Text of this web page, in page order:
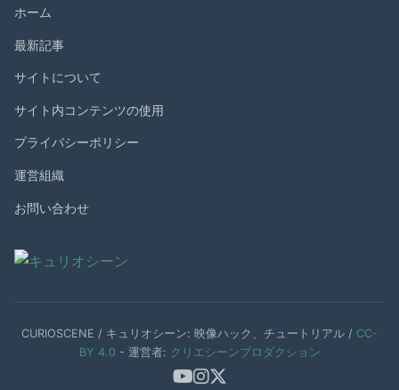
ホーム
最新記事
サイトについて
サイト内コンテンツの使用
プライバシーポリシー
運営組織
お問い合わせ
CURIOSCENE / キュリオシーン: 映像ハック、チュートリアル / CC-
BY 4.0 - 運営者: クリエシーンプロダクション